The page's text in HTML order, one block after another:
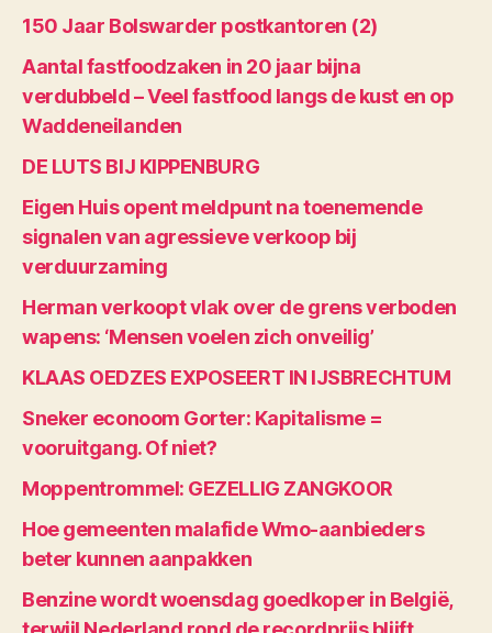
150 Jaar Bolswarder postkantoren (2)
Aantal fastfoodzaken in 20 jaar bijna
verdubbeld – Veel fastfood langs de kust en op
Waddeneilanden
DE LUTS BIJ KIPPENBURG
Eigen Huis opent meldpunt na toenemende
signalen van agressieve verkoop bij
verduurzaming
Herman verkoopt vlak over de grens verboden
wapens: ‘Mensen voelen zich onveilig’
KLAAS OEDZES EXPOSEERT IN IJSBRECHTUM
Sneker econoom Gorter: Kapitalisme =
vooruitgang. Of niet?
Moppentrommel: GEZELLIG ZANGKOOR
Hoe gemeenten malafide Wmo-aanbieders
beter kunnen aanpakken
Benzine wordt woensdag goedkoper in België,